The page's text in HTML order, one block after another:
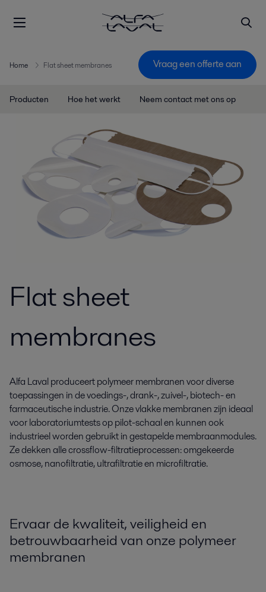
Home Flat sheet membranes Vraag een offerte aan
Producten Hoe het werkt Neem contact met ons op
Flat sheet
membranes
Alfa Laval produceert polymeer membranen voor diverse
toepassingen in de voedings-, drank-, zuivel-, biotech- en
farmaceutische industrie. Onze vlakke membranen zijn ideaal
voor laboratoriumtests op pilot-schaal en kunnen ook
industrieel worden gebruikt in gestapelde membraanmodules.
Ze dekken alle crossflow-filtratieprocessen: omgekeerde
osmose, nanofiltratie, ultrafiltratie en microfiltratie.
Ervaar de kwaliteit, veiligheid en
betrouwbaarheid van onze polymeer
membranen